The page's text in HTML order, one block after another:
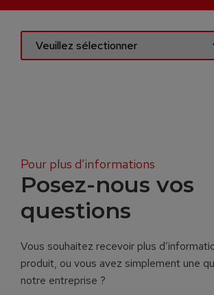
Pour plus d’informations
Posez-nous vos
questions
Vous souhaitez recevoir plus
produit, ou vous avez simplement une
notre entreprise ?